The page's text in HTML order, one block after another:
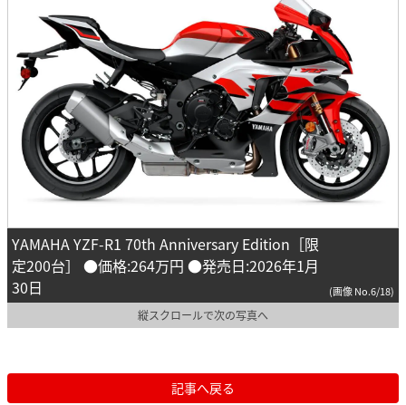
YAMAHA YZF-R1 70th Anniversary Edition［限
定200台］ ●価格:264万円 ●発売日:2026年1月
30日
(画像 No.6/18)
縦スクロールで次の写真へ
記事へ戻る